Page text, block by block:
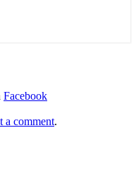
Facebook
a comment.